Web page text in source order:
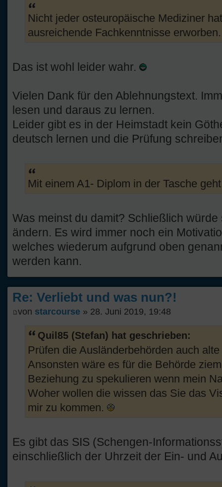
Nicht jeder osteuropäische Mediziner
ausreichende Fachkenntnisse
Das ist wohl leider wahr.
Vielen Dank für den Ablehnungstext.
lesen und daraus zu lernen.
Leider gibt es in der Heimstadt kein
deutsch lernen und die Prüfung
Mit einem A1- Diplom in der Tasche
Was meinst du damit? Schließlich
ändern. Es wird immer noch ein
welches wiederum aufgrund oben
werden kann.
Re: Verliebt und was nun?!
von starcourse » 28. Juni 2019, 19:48
Quil85 (Stefan) hat geschrieben:
Prüfen die Ausländerbehörden auch
Ansonsten wäre es für die Behörde
Beziehung zu spekulieren wenn mein
Woher wollen die wissen das Sie das
mir zu kommen.
Es gibt das SIS (Schengen-
einschließlich der Uhrzeit der Ein- und